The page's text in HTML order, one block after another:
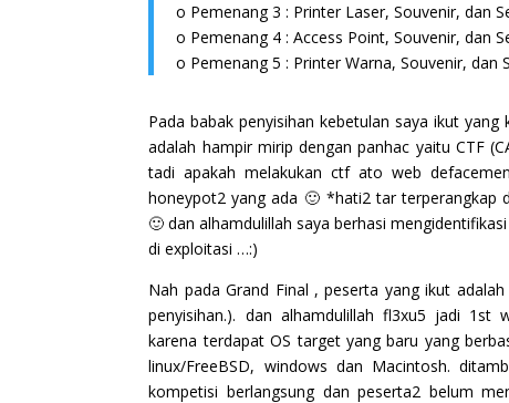
o Pemenang 3 : Printer Laser, Souvenir, dan
o Pemenang 4 : Access Point, Souvenir, dan
o Pemenang 5 : Printer Warna, Souvenir, dan
Pada babak penyisihan kebetulan saya ikut
adalah hampir mirip dengan panhac yaitu CTF
tadi apakah melakukan ctf ato web
honeypot2 yang ada 🙂 *hati2 tar terperangkap
🙂 dan alhamdulillah saya berhasi
di exploitasi …:)
Nah pada Grand Final , peserta yang ikut
penyisihan.). dan alhamdulillah fl3xu5 jadi
karena terdapat OS target yang baru yang
linux/FreeBSD, windows dan Macintosh.
kompetisi berlangsung dan peserta2 belum